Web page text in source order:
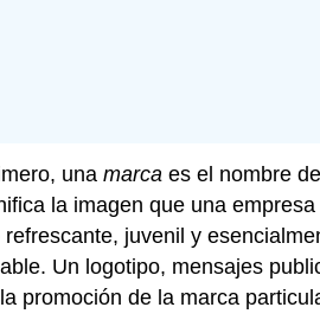
una marca es el nombre
la imagen que una
juvenil y
Un logotipo, mensajes
promoción de la marca